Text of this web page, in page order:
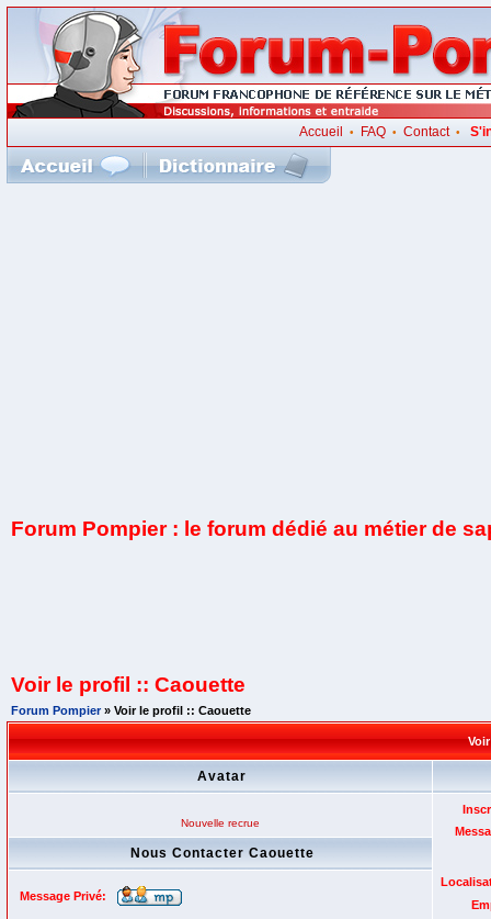
Accueil • FAQ •Contact•
Forum Pompier : le forum dédié au métier de
Voir le profil :: Caouette
Forum Pompier» Voir le profil :: Caouette
Avatar
Nouvelle recrue
Nous Contacter Caouette
Message Privé: